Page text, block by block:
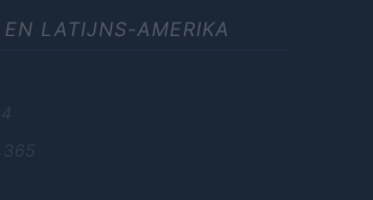
EN LATIJNS-AMERIKA
365